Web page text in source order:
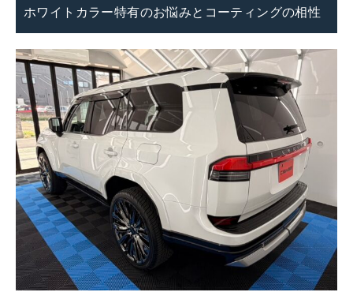
ホワイトカラー特有のお悩みとコーティングの相性